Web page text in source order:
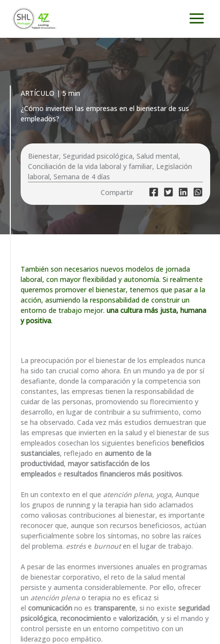
contenido
ARTÍCULO | 5 min
¿Cómo invierten las empresas en el bienestar de sus
empleados?
Bienestar, Seguridad psicológica, Salud mental,
Conciliación de la vida laboral y familiar, Legislación
laboral, Semana de 4 días
Compartir
También son necesarios nuevos modelos de jornada
laboral, con mayor flexibilidad y autonomía. Si realmente
queremos promover el bienestar, tenemos que pasar a la
acción, asumiendo la responsabilidad de construir un
entorno de trabajo mejor. una cultura más justa, humana
y positiva.
La preocupación por el bienestar de los empleados nunca
ha sido tan crucial como ahora. En un mundo ya de por sí
desafiante, donde la comparación y la competencia son
constantes, las empresas tienen la responsabilidad de
cuidar de las personas, promoviendo su florecimiento y
desarrollo, en lugar de contribuir a su sufrimiento, como
se ha observado. Cada vez más estudios demuestran que
las empresas que invierten en la salud y el bienestar de sus
empleados cosechan los siguientes beneficios beneficios
sustanciales, reflejado en aumento de la
productividad, mayor satisfacción de los
empleados e resultados financieros más positivos.
En un contexto en el que atención plena, yoga, Aunque
los grupos de running y la terapia han sido aclamados
como valiosas contribuciones al bienestar, es importante
reconocer que, aunque son recursos beneficiosos, actúan
superficialmente sobre los síntomas, no sobre las raíces
del problema. estrése burnouten el lugar de trabajo.
A pesar de las enormes inversiones anuales en programas
de bienestar corporativo, el reto de la salud mental
persiste y aumenta considerablemente. Por ello, ofrecer
un atención plena o terapia no es eficaz si
el comunicación no es transparente, si no existe seguridad
psicológica, reconocimiento e valorización, y si el mando y
control persiste en un entorno competitivo con un
liderazgo poco empático.